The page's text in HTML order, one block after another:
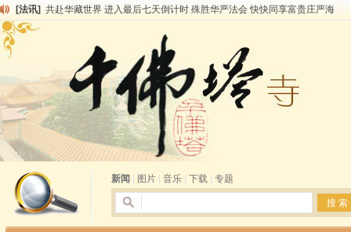
[法讯] 共赴华藏世界 进入最后七天倒计时 殊胜华严法会 快快同享富贵庄严海
[法讯]
清明节祭祖报恩地藏法会
本寺方丈上明下慧尼和尚开讲《六祖坛经》
[法讯]
2015-3-26师父于法堂对大众的开示
[法讯] 广东千佛塔寺云门佛学院女众部 2016年招生简章
[法讯]
恭请海涛法师莅临千佛塔寺弘法
[法讯]
2014年七月大法会 祈福息灾地藏七 冥阳两利普渡群蒙盂兰盆
[法讯]
千佛塔寺云门佛学院女众部2014年招生简章
[法讯] 千佛塔寺兴建佛学院综合大楼缘起
新闻
图片 音乐 下载 专题